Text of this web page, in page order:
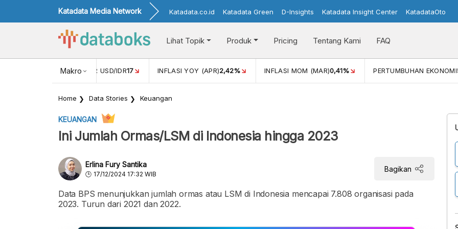
Katadata Media Network Katadata.co.id Katadata Green D-Insights Katadata Insight Center KatadataOto
Lihat Topik Produk Pricing Tentang Kami FAQ
Makro
NILAI TUKAR USD/IDR17 INFLASI YOY (APR)2,42% INFLASI MOM (MAR)0,41% PERTUMBUHAN EKONOMI
Home Data Stories Keuangan
KEUANGAN
Ini Jumlah Ormas/LSM di Indonesia hingga 2023
Erlina Fury Santika
17/12/2024 17:32 WIB
Bagikan
Data BPS menunjukkan jumlah ormas atau LSM di Indonesia mencapai 7.808 organisasi pada
2023. Turun dari 2021 dan 2022.